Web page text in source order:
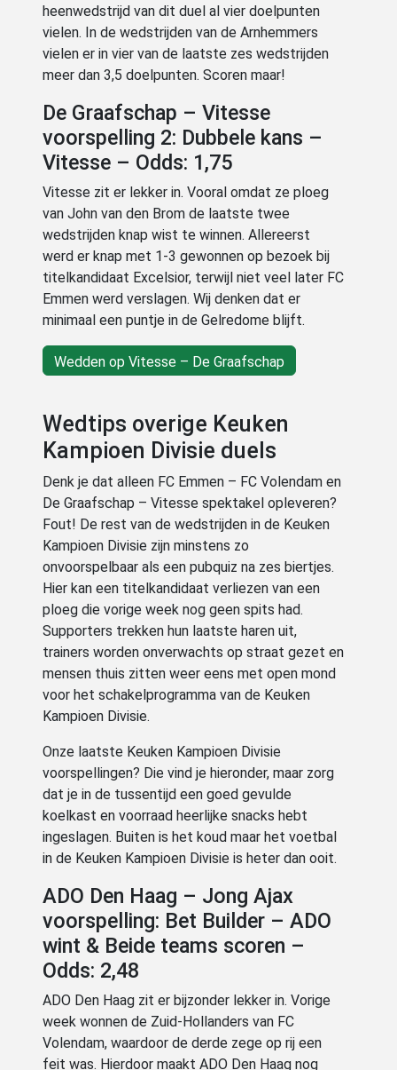
heenwedstrijd van dit duel al vier doelpunten
vielen. In de wedstrijden van de Arnhemmers
vielen er in vier van de laatste zes wedstrijden
meer dan 3,5 doelpunten. Scoren maar!
De Graafschap – Vitesse
voorspelling 2: Dubbele kans –
Vitesse – Odds: 1,75
Vitesse zit er lekker in. Vooral omdat ze ploeg
van John van den Brom de laatste twee
wedstrijden knap wist te winnen. Allereerst
werd er knap met 1-3 gewonnen op bezoek bij
titelkandidaat Excelsior, terwijl niet veel later FC
Emmen werd verslagen. Wij denken dat er
minimaal een puntje in de Gelredome blijft.
Wedden op Vitesse – De Graafschap
Wedtips overige Keuken
Kampioen Divisie duels
Denk je dat alleen FC Emmen – FC Volendam en
De Graafschap – Vitesse spektakel opleveren?
Fout! De rest van de wedstrijden in de Keuken
Kampioen Divisie zijn minstens zo
onvoorspelbaar als een pubquiz na zes biertjes.
Hier kan een titelkandidaat verliezen van een
ploeg die vorige week nog geen spits had.
Supporters trekken hun laatste haren uit,
trainers worden onverwachts op straat gezet en
mensen thuis zitten weer eens met open mond
voor het schakelprogramma van de Keuken
Kampioen Divisie.
Onze laatste Keuken Kampioen Divisie
voorspellingen? Die vind je hieronder, maar zorg
dat je in de tussentijd een goed gevulde
koelkast en voorraad heerlijke snacks hebt
ingeslagen. Buiten is het koud maar het voetbal
in de Keuken Kampioen Divisie is heter dan ooit.
ADO Den Haag – Jong Ajax
voorspelling: Bet Builder – ADO
wint & Beide teams scoren –
Odds: 2,48
ADO Den Haag zit er bijzonder lekker in. Vorige
week wonnen de Zuid-Hollanders van FC
Volendam, waardoor de derde zege op rij een
feit was. Hierdoor maakt ADO Den Haag nog